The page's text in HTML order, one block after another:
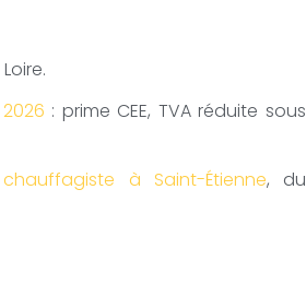
: prime CEE, TVA réduite sous
chauffagiste à Saint-Étienne, du